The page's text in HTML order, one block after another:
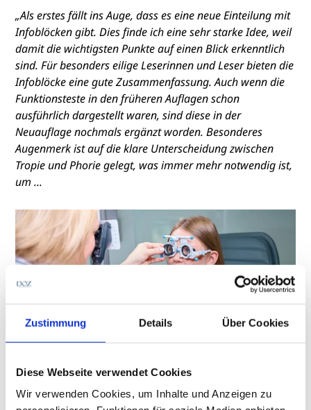
Zustimmung Details Über Cookies
Diese Webseite verwendet Cookies
Wir verwenden Cookies, um Inhalte und Anzeigen zu
Rezensionen von Roger Crelier und Jules van Els
„Als erstes fällt ins Auge, dass es eine neue Einteilung mit
Infoblöcken gibt. Dies finde ich eine sehr starke Idee, weil
damit die wichtigsten Punkte auf einen Blick erkenntlich
sind. Für besonders eilige Leserinnen und Leser bieten die
Infoblöcke eine gute Zusammenfassung. Auch wenn die
Funktionsteste in den früheren Auflagen schon
ausführlich dargestellt waren, sind diese in der
Neuauflage nochmals ergänzt worden. Besonderes
Augenmerk ist auf die klare Unterscheidung zwischen
Tropie und Phorie gelegt, was immer mehr notwendig ist,
um ...